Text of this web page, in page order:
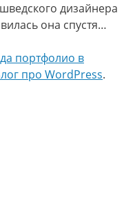
дизайнера
она спустя…
портфолио в
про WordPress.